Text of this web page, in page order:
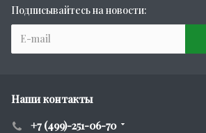
Подписывайтесь на новости:
Наши контакты
+7 (499)-251-06-70